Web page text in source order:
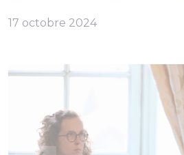
17 octobre 2024